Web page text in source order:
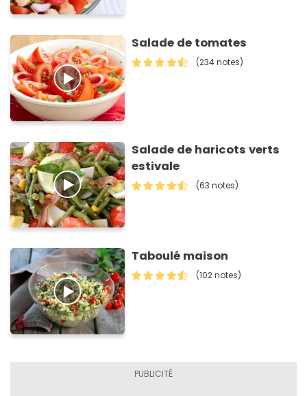
Salade de tomates
(234 notes)
Salade de haricots verts
estivale
(63 notes)
Taboulé maison
(102 notes)